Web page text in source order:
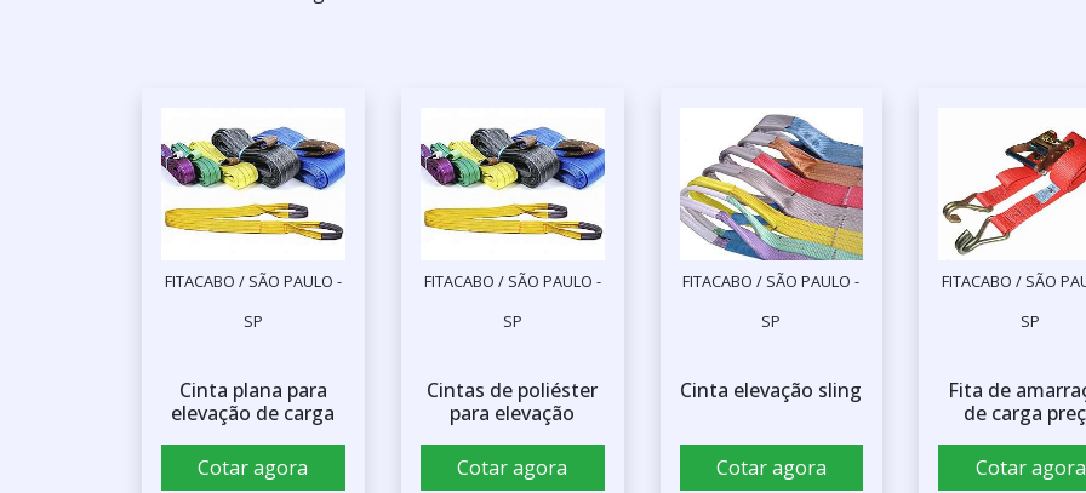
FITACABO / SÃO PAULO -
SP
Cinta plana para
elevação de carga
Cotar agora
FITACABO / SÃO PAULO -
SP
Cintas de poliéster
para elevação
Cotar agora
FITACABO / SÃO PAULO -
SP
Cinta elevação sling
Cotar agora
FITACABO / SÃO
SP
Fita de
de carga
Cotar agora